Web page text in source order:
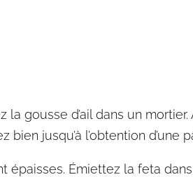
gousse d’ail dans un
bien jusqu’à l’obtention d’une
Émiettez la feta